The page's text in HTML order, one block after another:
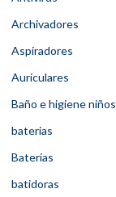
Archivadores
Aspiradores
Auriculares
Baño e higiene niños
baterias
Baterías
batidoras